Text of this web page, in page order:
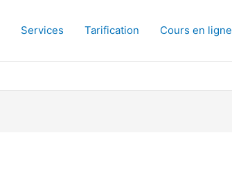
Services Tarification Cours en ligne